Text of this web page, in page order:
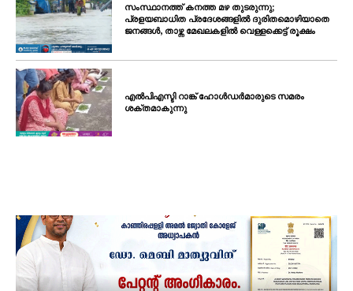
സംസ്ഥാനത്ത് കനത്ത മഴ തുടരുന്നു;
പ്രളയബാധിത പ്രദേശങ്ങളിൽ ദുരിതമൊഴിയാതെ
ജനങ്ങൾ, താഴ്ന്ന മേഖലകളിൽ വെള്ളക്കെട്ട് രൂക്ഷം
എൽപിഎസ്ടി റാങ്ക് ഹോൾഡർമാരുടെ സമരം
ശക്തമാകുന്നു